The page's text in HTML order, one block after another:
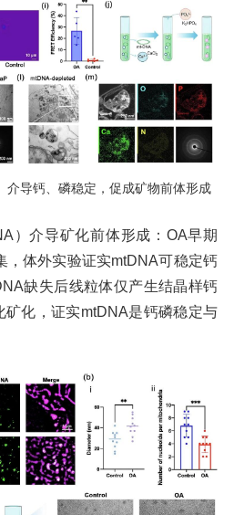
介导钙、磷稳定，促成矿物前体形成
）介导矿化前体形成：OA早期
，体外实验证实mtDNA可稳定钙
缺失后线粒体仅产生结晶样钙
化，证实mtDNA是钙磷稳定与